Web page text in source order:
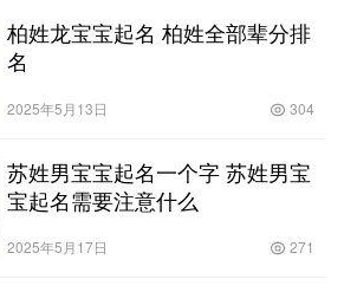
柏姓龙宝宝起名 柏姓全部辈分排
名
2025年5月13日 304
苏姓男宝宝起名一个字 苏姓男宝
宝起名需要注意什么
2025年5月17日 271